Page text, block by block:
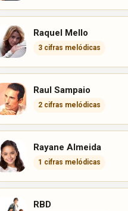
Raquel Mello
3 cifras melódicas
Raul Sampaio
2 cifras melódicas
Rayane Almeida
1 cifras melódicas
RBD